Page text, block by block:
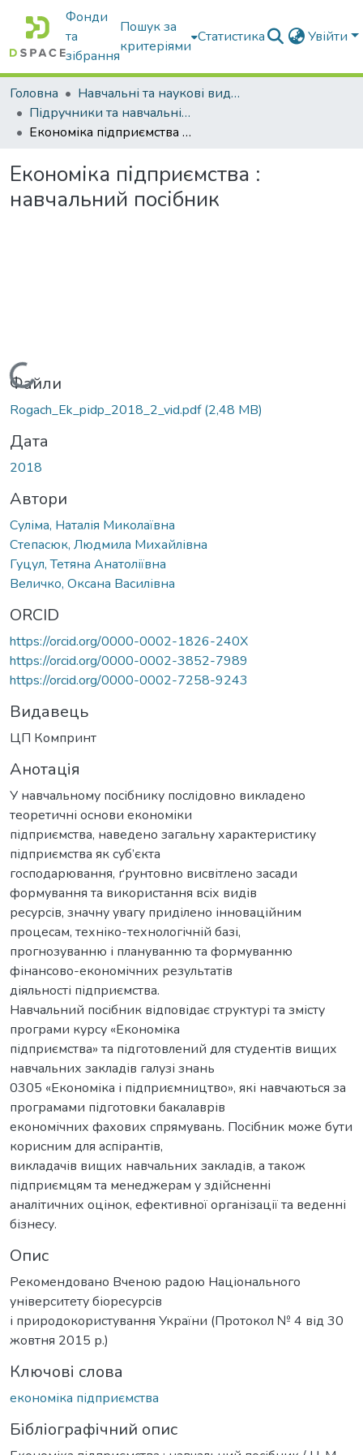
Фонди
та
зібрання
Пошук за
критеріями
Статистика Увійти
Головна
Навчальні та наукові видання
Підручники та навчальні посібники
Економіка підприємства : навчальний посібник
Економіка підприємства :
навчальний посібник
Вантажиться...
Файли
Rogach_Ek_pіdp_2018_2_vid.pdf(2,48 MB)
Дата
2018
Автори
Суліма, Наталія Миколаївна
Степасюк, Людмила Михайлівна
Гуцул, Тетяна Анатоліївна
Величко, Оксана Василівна
ORCID
https://orcid.org/0000-0002-1826-240X
https://orcid.org/0000-0002-3852-7989
https://orcid.org/0000-0002-7258-9243
Видавець
ЦП Компринт
Анотація
У навчальному посібнику послідовно викладено
теоретичні основи економіки
підприємства, наведено загальну характеристику
підприємства як суб’єкта
господарювання, ґрунтовно висвітлено засади
формування та використання всіх видів
ресурсів, значну увагу приділено інноваційним
процесам, техніко-технологічній базі,
прогнозуванню і плануванню та формуванню
фінансово-економічних результатів
діяльності підприємства.
Навчальний посібник відповідає структурі та змісту
програми курсу «Економіка
підприємства» та підготовлений для студентів вищих
навчальних закладів галузі знань
0305 «Економіка і підприємництво», які навчаються за
програмами підготовки бакалаврів
економічних фахових спрямувань. Посібник може бути
корисним для аспірантів,
викладачів вищих навчальних закладів, а також
підприємцям та менеджерам у здійсненні
аналітичних оцінок, ефективної організації та веденні
бізнесу.
Опис
Рекомендовано Вченою радою Національного
університету біоресурсів
і природокористування України (Протокол № 4 від 30
жовтня 2015 р.)
Ключові слова
економіка підприємства
Бібліографічний опис